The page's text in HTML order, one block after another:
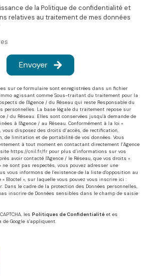
de la Politique de confidentialité et
relatives au traitement de mes données
Envoyer
sur ce formulaire sont enregistrées dans un fichier
agissant comme Sous-traitant du traitement pour la
de l'Agence / du Réseau qui reste Responsable du
personnelles. La base légale du traitement repose sur
/ du Réseau. Elles sont conservées jusqu'à demande de
à l'Agence / au Réseau. Conformément à la loi «
disposez des droits d’accès, de rectification,
de limitation et de portabilité de vos données. Vous
à tout moment en contactant directement l’Agence
site https://cnil.fr/fr pour plus d’informations sur vos
avoir contacté l'Agence / le Réseau, que vos droits «
sont pas respectés, vous pouvez adresser une
vous informons de l’existence de la liste d'opposition au
« Bloctel », sur laquelle vous pouvez vous inscrire ici :
. Dans le cadre de la protection des Données personnelles,
inscrire de Données sensibles dans le champ de saisie
les Politiques de Confidentialité et es
de Google s'appliquent.